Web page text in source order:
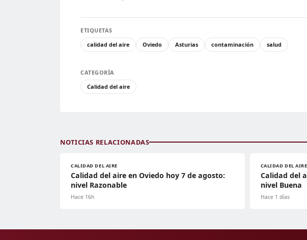
ETIQUETAS
calidad del aire
Oviedo Asturias contaminación salud
CATEGORÍA
Calidad del aire
NOTICIAS RELACIONADAS
CALIDAD DEL AIRE
Calidad del aire en Oviedo hoy 7 de agosto:
nivel Razonable
Hace 16h
CALIDAD DEL AIRE
Calidad del
nivel Buena
Hace 1 días